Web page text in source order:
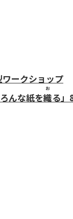
ークショップ
んな紙を織
お
る」